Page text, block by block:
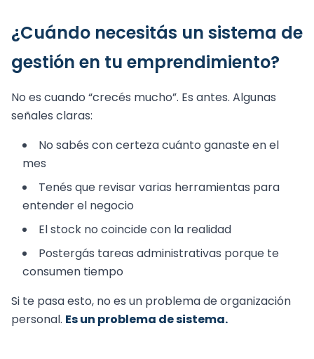
¿Cuándo necesitás un sistema de
gestión en tu emprendimiento?
No es cuando “crecés mucho”. Es antes. Algunas
señales claras:
No sabés con certeza cuánto ganaste en el
mes
Tenés que revisar varias herramientas para
entender el negocio
El stock no coincide con la realidad
Postergás tareas administrativas porque te
consumen tiempo
Si te pasa esto, no es un problema de organización
personal. Es un problema de sistema.